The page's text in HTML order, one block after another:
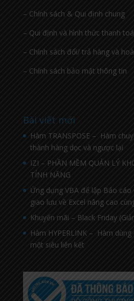
– Chính sách & Qui định chung
– Qui định và hình thức thanh
– Chính sách đổi/ trả hàng và
– Chính sách bảo mật thông tin
Bài viết mới
Hàm TRANSPOSE – Hàm
thành hàng dọc và ngược lại
IZI – PHẦN MỀM QUẢN LÝ
TÍNH NĂNG
Ứng dụng VBA để lập Báo cáo
giao lưu về Excel nâng cao
Khuyến mãi – Black Friday
Hàm HYPERLINK – Hàm
một siêu liên kết